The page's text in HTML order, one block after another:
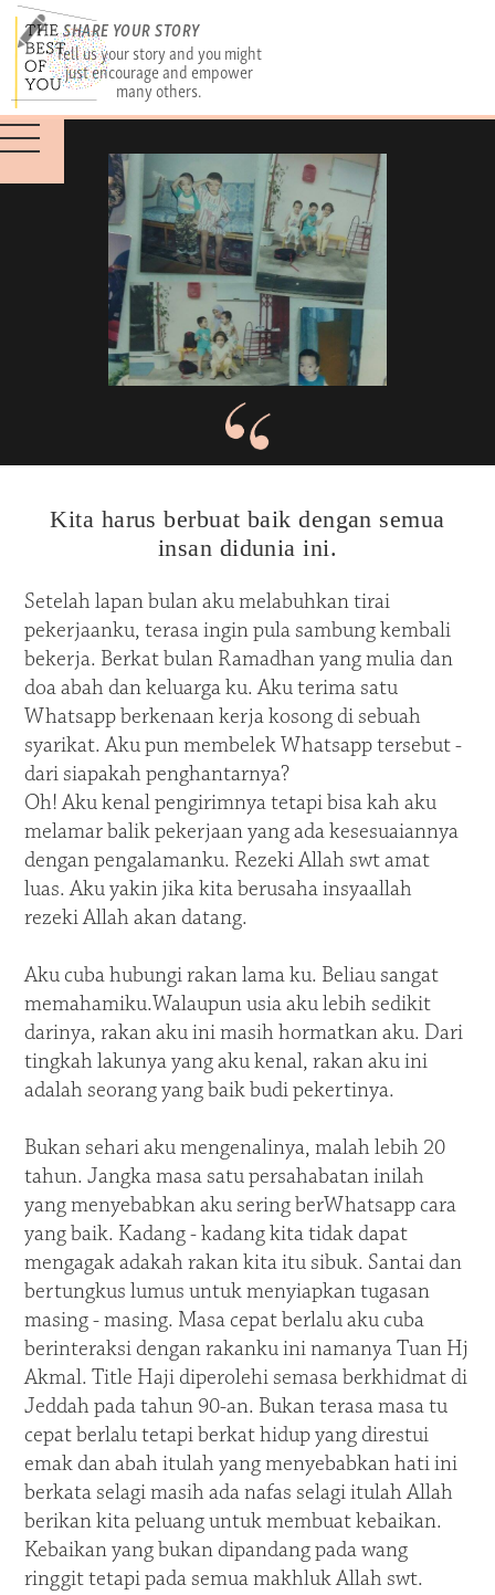
SHARE YOUR STORY
Tell us your story and you might
just encourage and empower
many others.
Kita harus berbuat baik dengan semua
insan didunia ini.
Setelah lapan bulan aku melabuhkan tirai
pekerjaanku, terasa ingin pula sambung kembali
bekerja. Berkat bulan Ramadhan yang mulia dan
doa abah dan keluarga ku. Aku terima satu
Whatsapp berkenaan kerja kosong di sebuah
syarikat. Aku pun membelek Whatsapp tersebut -
dari siapakah penghantarnya?
Oh! Aku kenal pengirimnya tetapi bisa kah aku
melamar balik pekerjaan yang ada kesesuaiannya
dengan pengalamanku. Rezeki Allah swt amat
luas. Aku yakin jika kita berusaha insyaallah
rezeki Allah akan datang.
Aku cuba hubungi rakan lama ku. Beliau sangat
memahamiku.Walaupun usia aku lebih sedikit
darinya, rakan aku ini masih hormatkan aku. Dari
tingkah lakunya yang aku kenal, rakan aku ini
adalah seorang yang baik budi pekertinya.
Bukan sehari aku mengenalinya, malah lebih 20
tahun. Jangka masa satu persahabatan inilah
yang menyebabkan aku sering berWhatsapp cara
yang baik. Kadang - kadang kita tidak dapat
mengagak adakah rakan kita itu sibuk. Santai dan
bertungkus lumus untuk menyiapkan tugasan
masing - masing. Masa cepat berlalu aku cuba
berinteraksi dengan rakanku ini namanya Tuan Hj
Akmal. Title Haji diperolehi semasa berkhidmat di
Jeddah pada tahun 90-an. Bukan terasa masa tu
cepat berlalu tetapi berkat hidup yang direstui
emak dan abah itulah yang menyebabkan hati ini
berkata selagi masih ada nafas selagi itulah Allah
berikan kita peluang untuk membuat kebaikan.
Kebaikan yang bukan dipandang pada wang
ringgit tetapi pada semua makhluk Allah swt.